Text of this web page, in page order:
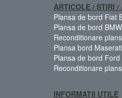
ARTICOLE / STIRI /
Plansa de bord Fiat
Plansa de bord
Reconditionare
Plansa bord
Plansa de bord
Reconditionare
INFORMATII UTILE